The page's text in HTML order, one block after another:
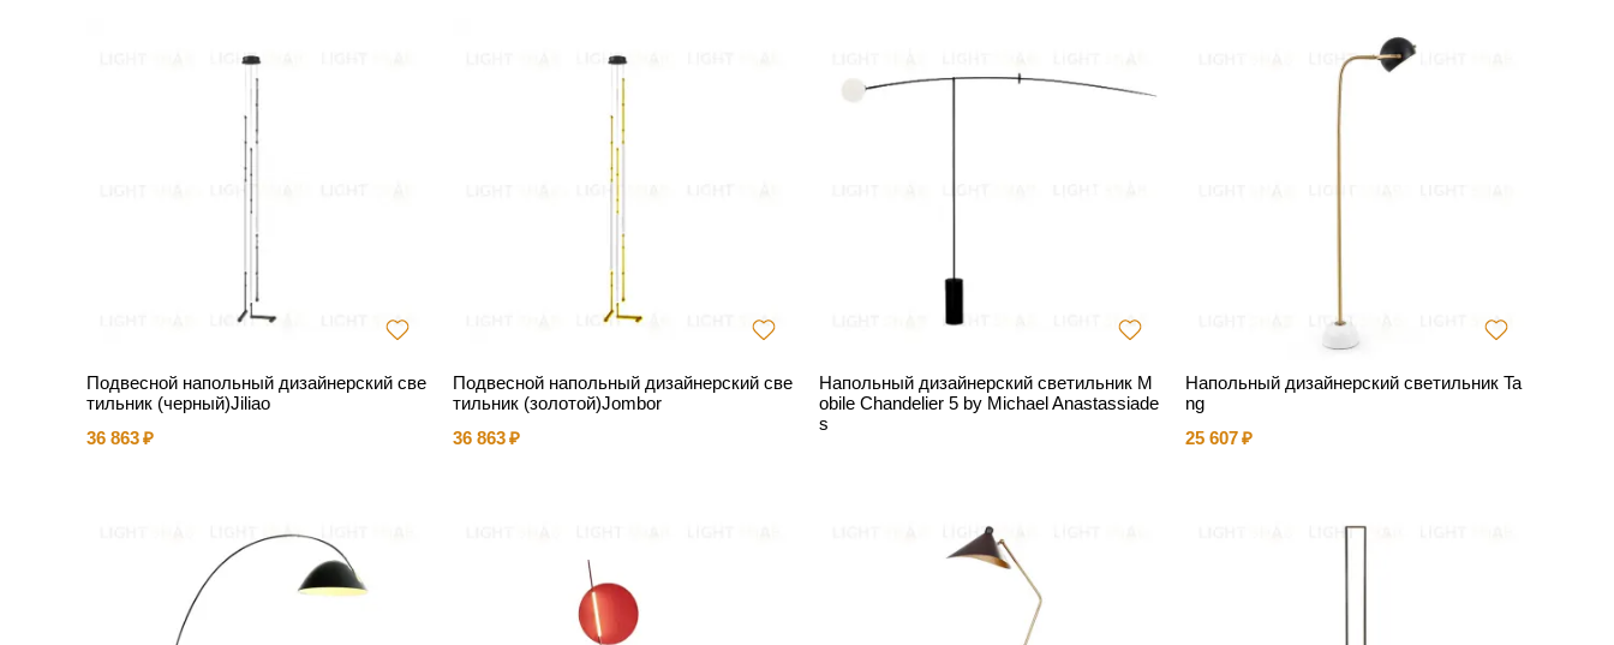
Подвесной напольный дизайнерский све
тильник (черный)Jiliao
36 863
Подвесной напольный дизайнерский све
тильник (золотой)Jombor
36 863
Напольный дизайнерский светильник M
obile Chandelier 5 by Michael Anastassiade
s
Напольный дизайнерский светильник Ta
ng
25 607